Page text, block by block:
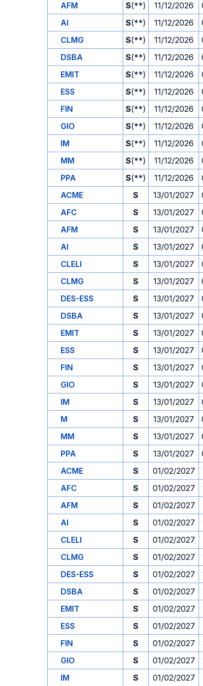
AFM
S(**) 11/12/2026
AI
S(**) 11/12/2026
CLMG
S(**) 11/12/2026
DSBA
S(**) 11/12/2026
EMIT
S(**) 11/12/2026
ESS
S(**) 11/12/2026
FIN
S(**) 11/12/2026
GIO
S(**) 11/12/2026
IM
S(**) 11/12/2026
MM
S(**) 11/12/2026
PPA
S(**) 11/12/2026
ACME
S 13/01/2027
AFC
S 13/01/2027
AFM
S 13/01/2027
AI
S 13/01/2027
CLELI
S 13/01/2027
CLMG
S 13/01/2027
DES-ESS
S 13/01/2027
DSBA
S 13/01/2027
EMIT
S 13/01/2027
ESS
S 13/01/2027
FIN
S 13/01/2027
GIO
S 13/01/2027
IM
S 13/01/2027
M
S 13/01/2027
MM
S 13/01/2027
PPA
S 13/01/2027
ACME
S 01/02/2027
AFC
S 01/02/2027
AFM
S 01/02/2027
AI
S 01/02/2027
CLELI
S 01/02/2027
CLMG
S 01/02/2027
DES-ESS
S 01/02/2027
DSBA
S 01/02/2027
EMIT
S 01/02/2027
ESS
S 01/02/2027
FIN
S 01/02/2027
GIO
S 01/02/2027
IM
S 01/02/2027